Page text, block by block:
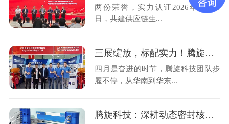
两份荣誉，实力认证2026年4月28
日，共建供应链生...
三展绽放，标配实力！腾旋科技亮相三大行业盛会
四月是奋进的时节，腾旋科技团队步
履不停，从华南到华东...
腾旋科技：深耕动态密封核心技术，支撑半导体装备关键环节